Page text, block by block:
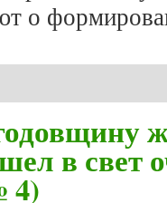
о
в свет
4)